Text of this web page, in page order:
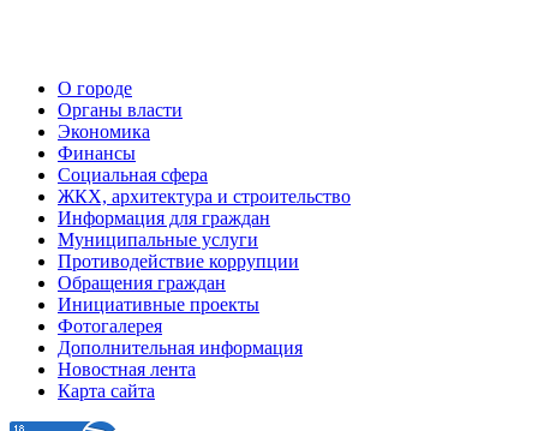
О городе
Органы власти
Экономика
Финансы
Социальная сфера
ЖКХ, архитектура и строительство
Информация для граждан
Муниципальные услуги
Противодействие коррупции
Обращения граждан
Инициативные проекты
Фотогалерея
Дополнительная информация
Новостная лента
Карта сайта